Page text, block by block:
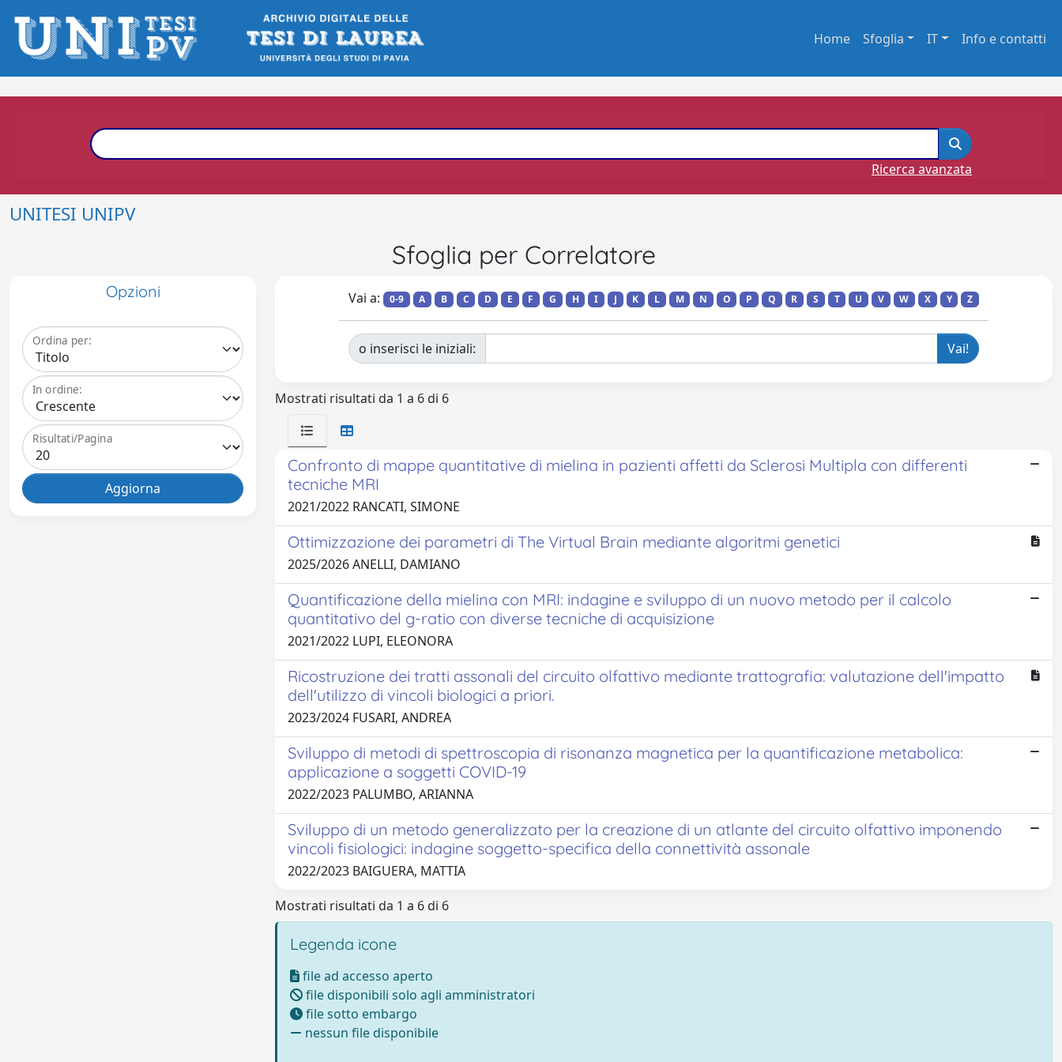
Home Sfoglia IT Info e contatti
Ricerca avanzata
UNITESI UNIPV
Sfoglia per Correlatore
Opzioni
Ordina per:
In ordine:
Risultati/Pagina
Vai a: 0-9 A B C D E F G H I J K L M N O P Q R S T U V W X Y Z
o inserisci le iniziali:
Mostrati risultati da 1 a 6 di 6
Confronto di mappe quantitative di mielina in pazienti affetti da Sclerosi Multipla con differenti
tecniche MRI
2021/2022 RANCATI, SIMONE
Ottimizzazione dei parametri di The Virtual Brain mediante algoritmi genetici
2025/2026 ANELLI, DAMIANO
Quantificazione della mielina con MRI: indagine e sviluppo di un nuovo metodo per il calcolo
quantitativo del g-ratio con diverse tecniche di acquisizione
2021/2022 LUPI, ELEONORA
Ricostruzione dei tratti assonali del circuito olfattivo mediante trattografia: valutazione dell'impatto
dell'utilizzo di vincoli biologici a priori.
2023/2024 FUSARI, ANDREA
Sviluppo di metodi di spettroscopia di risonanza magnetica per la quantificazione metabolica:
applicazione a soggetti COVID-19
2022/2023 PALUMBO, ARIANNA
Sviluppo di un metodo generalizzato per la creazione di un atlante del circuito olfattivo imponendo
vincoli fisiologici: indagine soggetto-specifica della connettività assonale
2022/2023 BAIGUERA, MATTIA
Mostrati risultati da 1 a 6 di 6
Legenda icone
file ad accesso aperto
file disponibili solo agli amministratori
file sotto embargo
nessun file disponibile